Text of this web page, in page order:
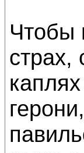
Чтобы
страх,